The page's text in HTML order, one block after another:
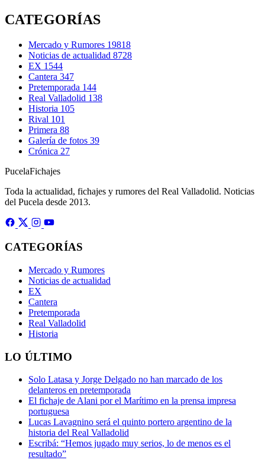
CATEGORÍAS
Mercado y Rumores 19818
Noticias de actualidad 8728
EX 1544
Cantera 347
Pretemporada 144
Real Valladolid 138
Historia 105
Rival 101
Primera 88
Galería de fotos 39
Crónica 27
PucelaFichajes
Toda la actualidad, fichajes y rumores del Real Valladolid. Noticias
del Pucela desde 2013.
CATEGORÍAS
Mercado y Rumores
Noticias de actualidad
EX
Cantera
Pretemporada
Real Valladolid
Historia
LO ÚLTIMO
Solo Latasa y Jorge Delgado no han marcado de los
delanteros en pretemporada
El fichaje de Alani por el Marítimo en la prensa impresa
portuguesa
Lucas Lavagnino será el quinto portero argentino de la
historia del Real Valladolid
Escribá: “Hemos jugado muy serios, lo de menos es el
resultado”